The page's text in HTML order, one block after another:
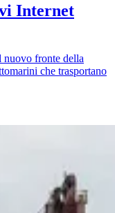
Internet
fronte della
che trasportano